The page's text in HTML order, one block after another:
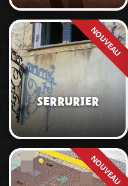
Serrurier